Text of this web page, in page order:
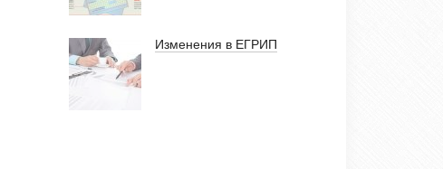
Изменения в ЕГРИП